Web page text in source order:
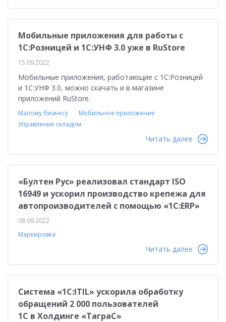
Мобильные приложения для работы с
1С:Розницей и 1С:УНФ 3.0 уже в RuStore
15.09.2022
Мобильные приложения, работающие с 1С:Розницей
и 1С:УНФ 3.0, можно скачать и в магазине
приложений RuStore.
Малому бизнесу
Мобильное приложение
Управление складом
Читать далее
«Бултен Рус» реализовал стандарт ISO
16949 и ускорил производство крепежа для
автопроизводителей с помощью «1С:ERP»
08.09.2022
Маркировка
Читать далее
Система «1C:ITIL» ускорила обработку
обращений 2 000 пользователей
1С в Холдинге «ТаграС»